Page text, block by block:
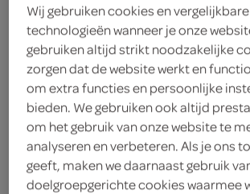
Cafe Nova
Wij gebruiken cookies en vergelijkbare
technologieën wanneer je onze
gebruiken altijd strikt noodzakelijke
zorgen dat de website werkt en
om extra functies en persoonlijke
bieden. We gebruiken ook altijd
om het gebruik van onze website te
analyseren en verbeteren. Als je ons
geeft, maken we daarnaast gebruik
doelgroepgerichte cookies waarmee